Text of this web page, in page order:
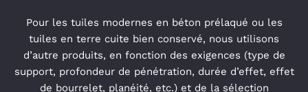
Pour les tuiles modernes en béton prélaqué ou les
tuiles en terre cuite bien conservé, nous utilisons
d’autre produits, en fonction des exigences (type de
support, profondeur de pénétration, durée d’effet, effet
de bourrelet, planéité, etc.) et de la sélection